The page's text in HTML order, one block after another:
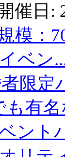
催日:
模：
ベン
限定
も有
ント